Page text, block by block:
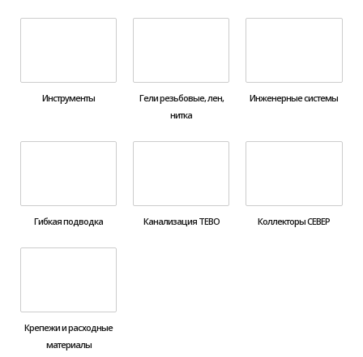
Инструменты
Гели резьбовые, лен,
нитка
Инженерные системы
Гибкая подводка Канализация ТЕВО Коллекторы СЕВЕР
Крепежи и расходные
материалы